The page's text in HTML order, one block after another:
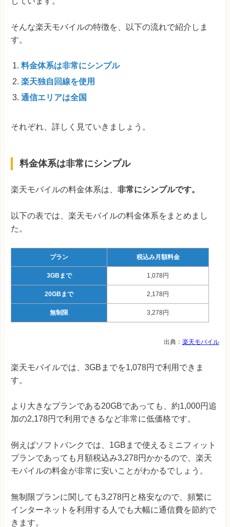
そんな楽天モバイルの特徴を、以下の流れで紹介しま
す。
料金体系は非常にシンプル
楽天独自回線を使用
通信エリアは全国
それぞれ、詳しく見ていきましょう。
料金体系は非常にシンプル
楽天モバイルの料金体系は、 非常にシンプルです。
以下の表では、楽天モバイルの料金体系をまとめまし
た。
プラン 税込み月額料金
3GBまで 1,078円
20GBまで 2,178円
無制限 3,278円
出典： 楽天モバイル
楽天モバイルでは、3GBまでを1,078円で利用できま
す。
より大きなプランである20GBであっても、約1,000円追
加の2,178円で利用できるなど非常に低価格です。
例えばソフトバンクでは、1GBまで使えるミニフィット
プランであっても月額税込み3,278円かかるので、楽天
モバイルの料金が非常に安いことがわかるでしょう。
無制限プランに関しても3,278円と格安なので、頻繁に
インターネットを利用する人でも大幅に通信費を節約で
きます。